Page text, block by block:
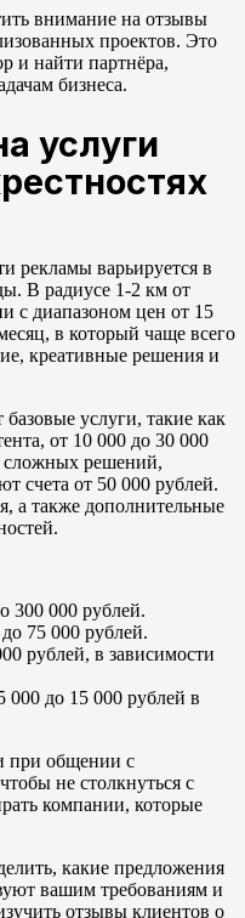
внимание на отзывы
проектов. Это
и найти партнёра,
бизнеса.
услуги
рекламы варьируется в
В радиусе 1-2 км от
с диапазоном цен от 15
в который чаще всего
креативные решения и
услуги, такие как
от 10 000 до 30 000
сложных решений,
счета от 50 000 рублей.
а также дополнительные
300 000 рублей.
75 000 рублей.
рублей, в зависимости
000 до 15 000 рублей в
при общении с
не столкнуться с
компании, которые
какие предложения
вашим требованиям и
отзывы клиентов о